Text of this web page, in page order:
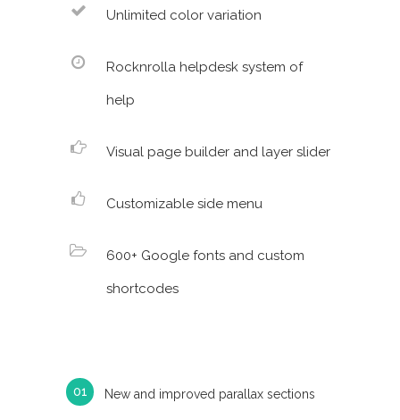
Unlimited color variation
Rocknrolla helpdesk system of
help
Visual page builder and layer slider
Customizable side menu
600+ Google fonts and custom
shortcodes
New and improved parallax sections